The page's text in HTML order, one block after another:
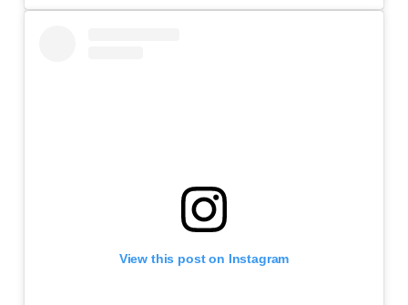
View this post on Instagram